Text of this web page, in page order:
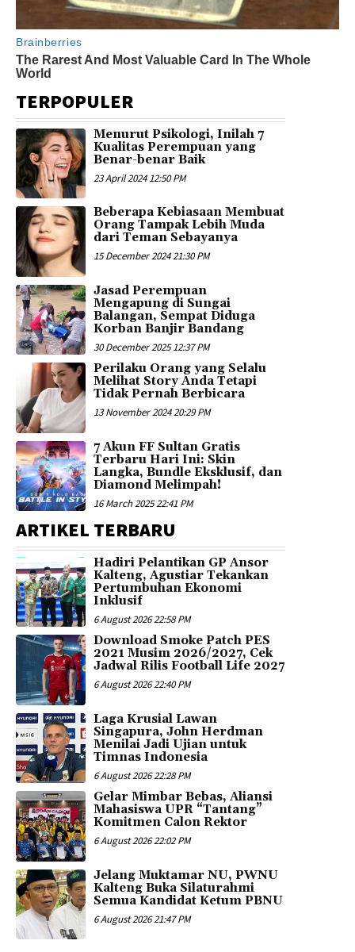
TERPOPULER
Menurut Psikologi, Inilah 7
Kualitas Perempuan yang
Benar-benar Baik
23 April 2024 12:50 PM
Beberapa Kebiasaan Membuat
Orang Tampak Lebih Muda
dari Teman Sebayanya
15 December 2024 21:30 PM
Jasad Perempuan
Mengapung di Sungai
Balangan, Sempat Diduga
Korban Banjir Bandang
30 December 2025 12:37 PM
Perilaku Orang yang Selalu
Melihat Story Anda Tetapi
Tidak Pernah Berbicara
13 November 2024 20:29 PM
7 Akun FF Sultan Gratis
Terbaru Hari Ini: Skin
Langka, Bundle Eksklusif, dan
Diamond Melimpah!
16 March 2025 22:41 PM
ARTIKEL TERBARU
Hadiri Pelantikan GP Ansor
Kalteng, Agustiar Tekankan
Pertumbuhan Ekonomi
Inklusif
6 August 2026 22:58 PM
Download Smoke Patch PES
2021 Musim 2026/2027, Cek
Jadwal Rilis Football Life 2027
6 August 2026 22:40 PM
Laga Krusial Lawan
Singapura, John Herdman
Menilai Jadi Ujian untuk
Timnas Indonesia
6 August 2026 22:28 PM
Gelar Mimbar Bebas, Aliansi
Mahasiswa UPR “Tantang”
Komitmen Calon Rektor
6 August 2026 22:02 PM
Jelang Muktamar NU, PWNU
Kalteng Buka Silaturahmi
Semua Kandidat Ketum PBNU
6 August 2026 21:47 PM